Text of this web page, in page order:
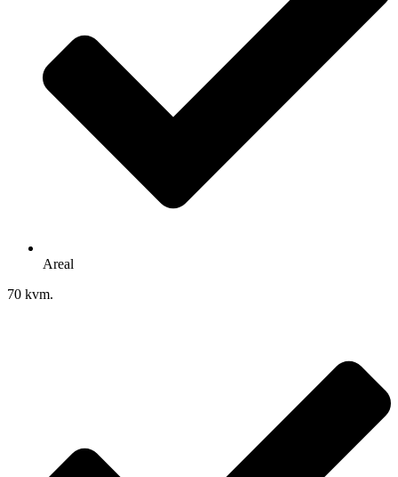
Areal
70 kvm.